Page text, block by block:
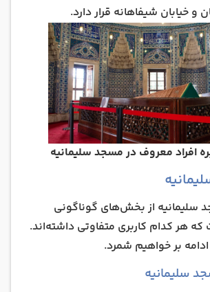
و خیابان شیفاهانه قرار دارد.
افراد معروف در مسجد سلیمانیه
سلیمانیه از بخش‌های گوناگونی
هر کدام کاربری متفاوتی داشته‌اند.
بر خواهیم شمرد.
سلیمانیه